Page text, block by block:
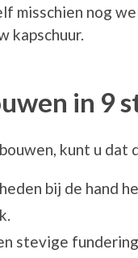
misschien nog
kapschuur.
in 9
kunt u dat
bij de hand
stevige